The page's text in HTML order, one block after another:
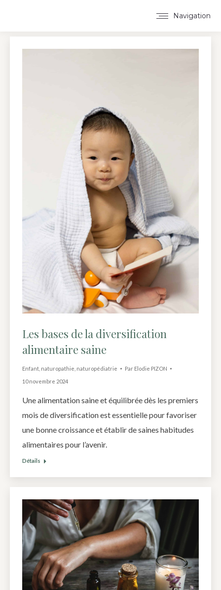
Navigation
Les bases de la diversification
alimentaire saine
Enfant naturopathie naturopédiatrie Par Elodie PIZON
10 novembre 2024
Une alimentation saine et équilibrée dès les premiers
mois de diversification est essentielle pour favoriser
une bonne croissance et établir de saines habitudes
alimentaires pour l’avenir.
Détails